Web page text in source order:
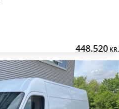
448.520 KR.